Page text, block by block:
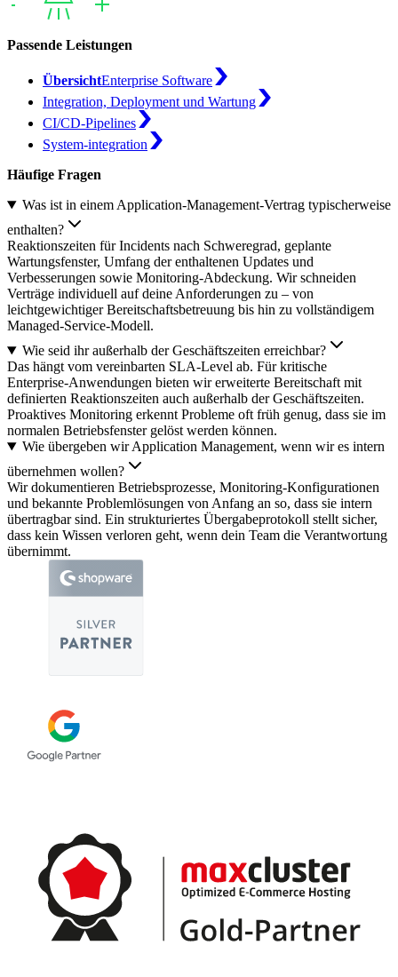
Passende Leistungen
ÜbersichtEnterprise Software
Integration, Deployment und Wartung
CI/CD-Pipelines
System-integration
Häufige Fragen
Was ist in einem Application-Management-Vertrag typischerweise
enthalten?
Reaktionszeiten für Incidents nach Schweregrad, geplante
Wartungsfenster, Umfang der enthaltenen Updates und
Verbesserungen sowie Monitoring-Abdeckung. Wir schneiden
Verträge individuell auf deine Anforderungen zu – von
leichtgewichtiger Bereitschaftsbetreuung bis hin zu vollständigem
Managed-Service-Modell.
Wie seid ihr außerhalb der Geschäftszeiten erreichbar?
Das hängt vom vereinbarten SLA-Level ab. Für kritische
Enterprise-Anwendungen bieten wir erweiterte Bereitschaft mit
definierten Reaktionszeiten auch außerhalb der Geschäftszeiten.
Proaktives Monitoring erkennt Probleme oft früh genug, dass sie im
normalen Betriebsfenster gelöst werden können.
Wie übergeben wir Application Management, wenn wir es intern
übernehmen wollen?
Wir dokumentieren Betriebsprozesse, Monitoring-Konfigurationen
und bekannte Problemlösungen von Anfang an so, dass sie intern
übertragbar sind. Ein strukturiertes Übergabeprotokoll stellt sicher,
dass kein Wissen verloren geht, wenn dein Team die Verantwortung
übernimmt.